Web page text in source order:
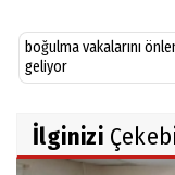
boğulma vakalarını
geliyor
İlginizi